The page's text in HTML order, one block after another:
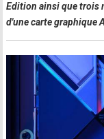
Edition ainsi que trois
d'une carte graphique